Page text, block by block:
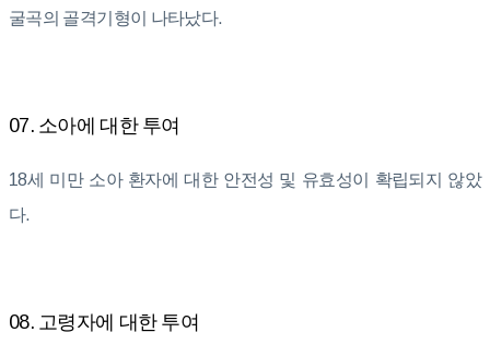
굴곡의 골격기형이 나타났다.
07. 소아에 대한 투여
18세 미만 소아 환자에 대한 안전성 및 유효성이 확립되지 않았
다.
08. 고령자에 대한 투여